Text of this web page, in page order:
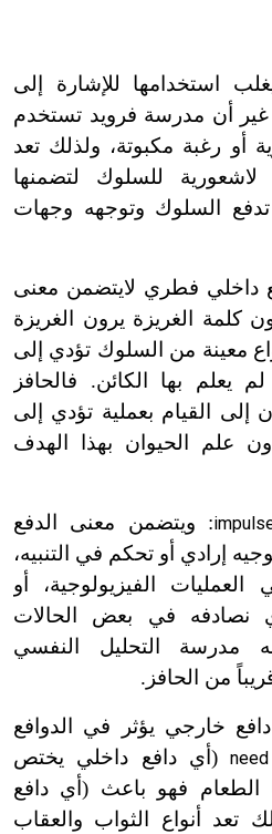
استخدامها للإشارة إلى
غير أن مدرسة فرويد تستخدم
أو رغبة مكبوتة، ولذلك تعد
للسلوك لتضمنها
السلوك وتوجهه وجهات
داخلي فطري لايتضمن معنى
كلمة الغريزة يرون الغريزة
معينة من السلوك تؤدي إلى
يعلم بها الكائن. فالحافز
إلى القيام بعملية تؤدي إلى
علم الحيوان بهذا الهدف
: ويتضمن معنى الدفع
إرادي أو تحكم في التنبيه،
الفيزيولوجية، أو
نصادفه في بعض الحالات
مدرسة التحليل النفسي
من الحافز.
خارجي يؤثر في الدوافع
need(أي دافع داخلي يختص
الطعام فهو باعث (أي دافع
تعد أنواع الثواب والعقاب